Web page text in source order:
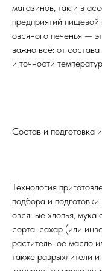
магазинов, так и в
предприятий
овсяного печенья —
важно всё: от
и точности
Состав и подготовка
Технология
подбора и
овсяные хлопья, мука
сорта, сахар (или
растительное масло
также разрыхлители